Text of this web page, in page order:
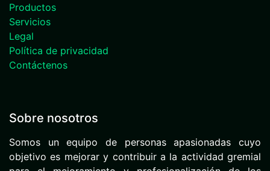
Productos
Servicios
Legal
Política de privacidad
Contáctenos
Sobre nosotros
Somos un equipo de personas apasionadas cuyo
objetivo es mejorar y contribuir a la actividad gremial